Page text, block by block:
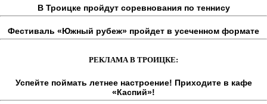
В Троицке пройдут соревнования по теннису
Фестиваль «Южный рубеж» пройдет в усеченном формате
РЕКЛАМА В ТРОИЦКЕ:
Успейте поймать летнее настроение! Приходите в кафе
«Каспий»!